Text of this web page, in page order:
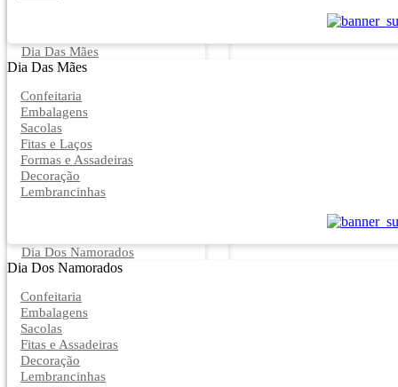
Dia Das Mães
Dia Das Mães
Confeitaria
Embalagens
Sacolas
Fitas e Laços
Formas e Assadeiras
Decoração
Lembrancinhas
Dia Dos Namorados
Dia Dos Namorados
Confeitaria
Embalagens
Sacolas
Fitas e Assadeiras
Decoração
Lembrancinhas